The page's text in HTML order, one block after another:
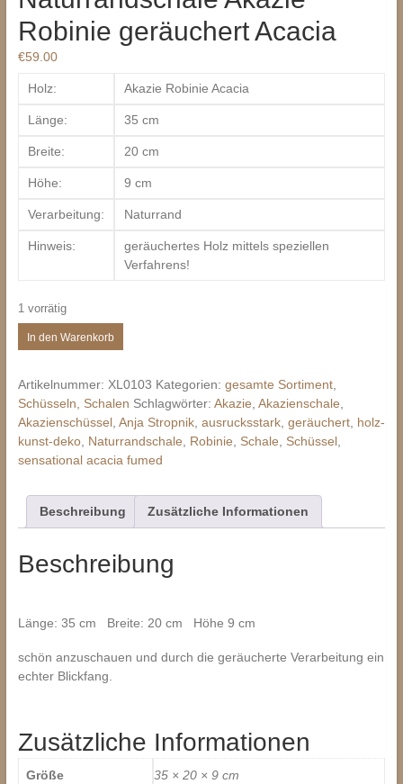
Robinie geräuchert Acacia
€59.00
Holz: Akazie Robinie Acacia
Länge: 35 cm
Breite: 20 cm
Höhe: 9 cm
Verarbeitung: Naturrand
Hinweis:
geräuchertes Holz mittels speziellen
Verfahrens!
1 vorrätig
Naturrandschale
Akazie
geräuchert
Acacia
Menge
In den Warenkorb
Artikelnummer: XL0103 Kategorien: gesamte Sortiment,
Schüsseln, Schalen Schlagwörter: Akazie Akazienschale
Akazienschüssel, Anja Stropnik, ausrucksstark, geräuchert, holz-
kunst-deko, Naturrandschale Robinie Schale Schüssel,
sensational acacia fumed
Beschreibung Zusätzliche Informationen
Beschreibung
Länge: 35 cm Breite: 20 cm Höhe 9 cm
schön anzuschauen und durch die geräucherte Verarbeitung ein
echter Blickfang.
Zusätzliche Informationen
Größe 35 × 20 × 9 cm